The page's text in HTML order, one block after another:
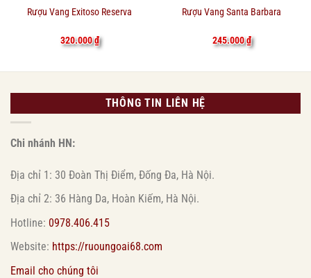
Rượu Vang Exitoso Reserva
320.000₫
Rượu Vang Santa Barbara
245.000₫
THÔNG TIN LIÊN HỆ
Chi nhánh HN:
Địa chỉ 1: 30 Đoàn Thị Điểm, Đống Đa, Hà Nội.
Địa chỉ 2: 36 Hàng Da, Hoàn Kiếm, Hà Nội.
Hotline: 0978.406.415
Website: https://ruoungoai68.com
Email cho chúng tôi